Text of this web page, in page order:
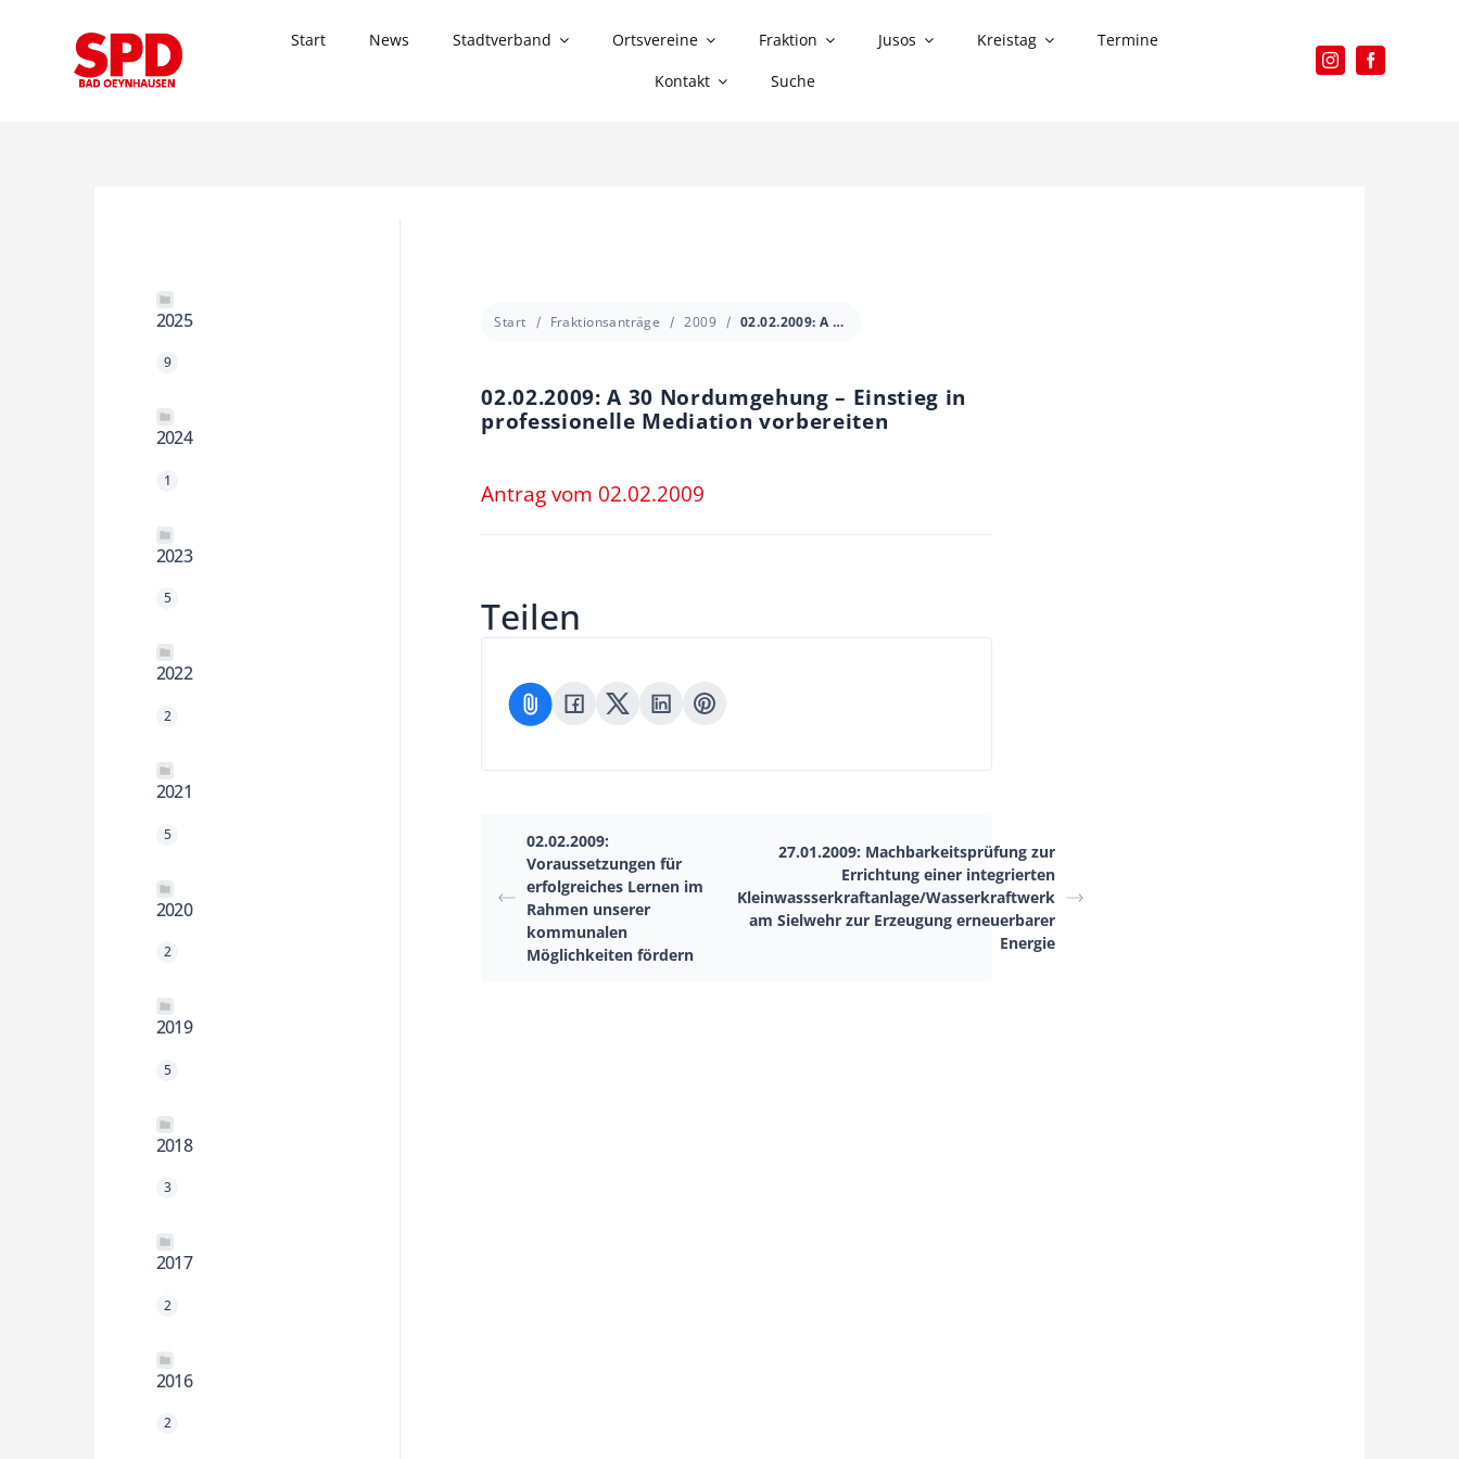
Start News Stadtverband Ortsvereine Fraktion Jusos Kreistag
Termine
Kontakt
Suche
2025
9
2024
1
2023
5
2022
2
2021
5
2020
2
2019
5
2018
3
2017
2
2016
2
Start Fraktionsanträge 2009 02.02.2009: A 30 Nordumgehung – Einstieg in professionelle Mediation vorbereiten
02.02.2009: A 30 Nordumgehung – Einstieg in
professionelle Mediation vorbereiten
Antrag vom 02.02.2009
Teilen
02.02.2009:
Voraussetzungen für
erfolgreiches Lernen im
Rahmen unserer
kommunalen
Möglichkeiten fördern
27.01.2009: Machbarkeitsprüfung zur
Errichtung einer integrierten
Kleinwassserkraftanlage/Wasserkraftwerk
am Sielwehr zur Erzeugung erneuerbarer
Energie